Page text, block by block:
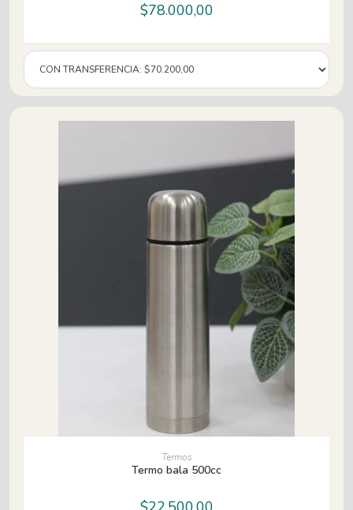
$78.000,00
AÑADIR AL CARRITO
Termos
Termo bala 500cc